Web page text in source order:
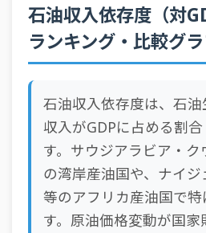
石油収入依存度（対
ランキング・比較グ
石油収入依存度は、石
収入がGDPに占める割
す。サウジアラビア・ク
の湾岸産油国や、ナイ
等のアフリカ産油国で
す。原油価格変動が国